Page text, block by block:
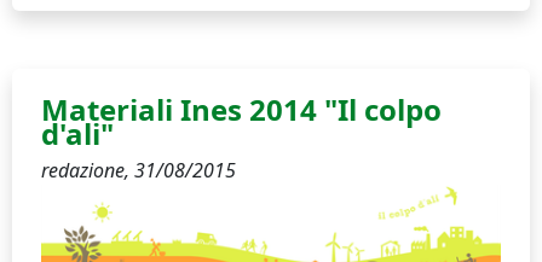
Materiali Ines 2014 "Il colpo
d'ali"
redazione, 31/08/2015